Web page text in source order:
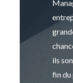
ils
fin du